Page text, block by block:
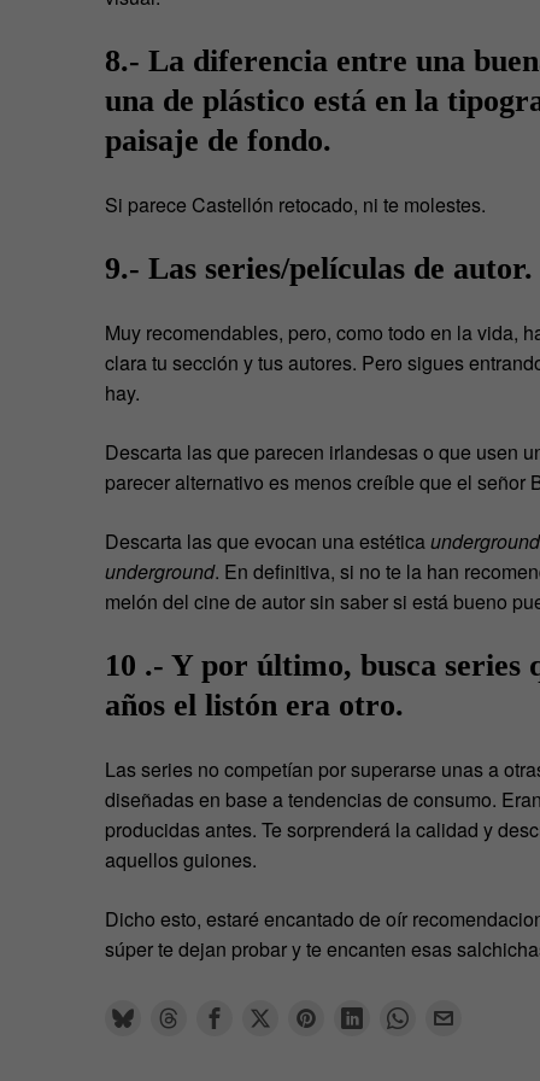
8.- La diferencia entre una
una de plástico está en la
paisaje de fondo.
Si parece Castellón retocado, ni te molestes.
9.- Las series/películas de autor.
Muy recomendables, pero, como todo en la vida,
clara tu sección y tus autores. Pero sigues
hay.
Descarta las que parecen irlandesas o que usen
parecer alternativo es menos creíble que el señor
Descarta las que evocan una estéticaunderground
underground. En definitiva, si no te la han
melón del cine de autor sin saber si está bueno
10 .- Y por último, busca series
años el listón era otro.
Las series no competían por superarse unas a
diseñadas en base a tendencias de consumo.
producidas antes. Te sorprenderá la calidad y
aquellos guiones.
Dicho esto, estaré encantado de oír
súper te dejan probar y te encanten esas